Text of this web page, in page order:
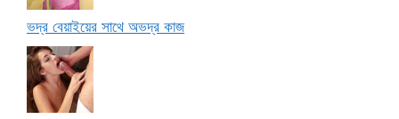
ভদ্র বেয়াইয়ের সাথে অভদ্র কাজ